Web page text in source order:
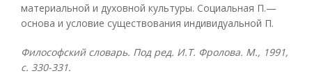
материальной и духовной культуры. Социальная П.—
основа и условие существования индивидуальной П.
Философский словарь. Под ред. И.Т. Фролова. М., 1991,
с. 330-331.